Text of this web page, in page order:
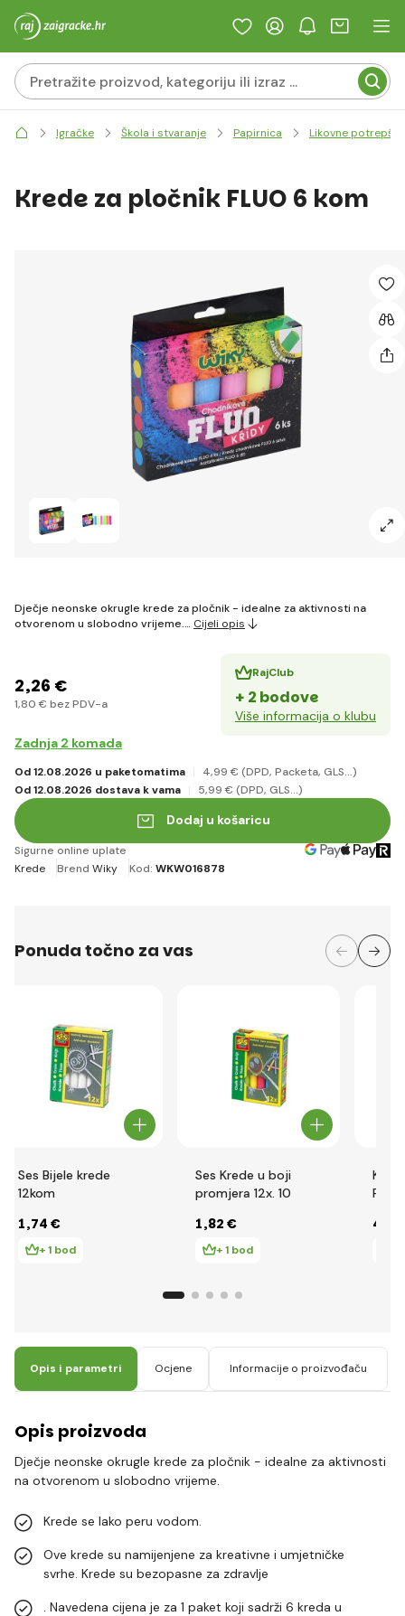
Igračke Škola i stvaranje Papirnica Likovne
Krede za pločnik FLUO 6 kom
Dječje neonske okrugle krede za pločnik - idealne za aktivnosti na
otvorenom u slobodno vrijeme.… Cijeli opis
2,26 €
1,80 € bez PDV-a
RajClub
+ 2 bodove
Više informacija o klubu
Zadnja 2 komada
Od 12.08.2026 u paketomatima 4,99 € (DPD, Packeta, GLS...)
Od 12.08.2026 dostava k vama
5,99 € (DPD, GLS...)
Dodaj u košaricu
Sigurne online uplate
Krede
Brend Wiky Kod: WKW016878
Ponuda točno za vas
Ses Bijele krede
12kom
1,74 €
+ 1 bod
Ses Krede u boji
promjera 12x. 10
1,82 €
+ 1 bod
4
Opis i parametri Ocjene Informacije o proizvođaču
Opis proizvoda
Dječje neonske okrugle krede za pločnik - idealne za aktivnosti
na otvorenom u slobodno vrijeme.
Krede se lako peru vodom.
Ove krede su namijenjene za kreativne i umjetničke
svrhe. Krede su bezopasne za zdravlje
. Navedena cijena je za 1 paket koji sadrži 6 kreda u